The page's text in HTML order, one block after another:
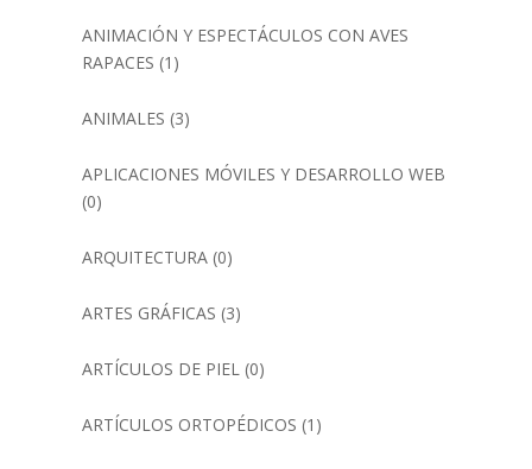
ANIMACIÓN Y ESPECTÁCULOS CON AVES
RAPACES (1)
ANIMALES (3)
APLICACIONES MÓVILES Y DESARROLLO WEB
(0)
ARQUITECTURA(0)
ARTES GRÁFICAS (3)
ARTÍCULOS DE PIEL(0)
ARTÍCULOS ORTOPÉDICOS (1)